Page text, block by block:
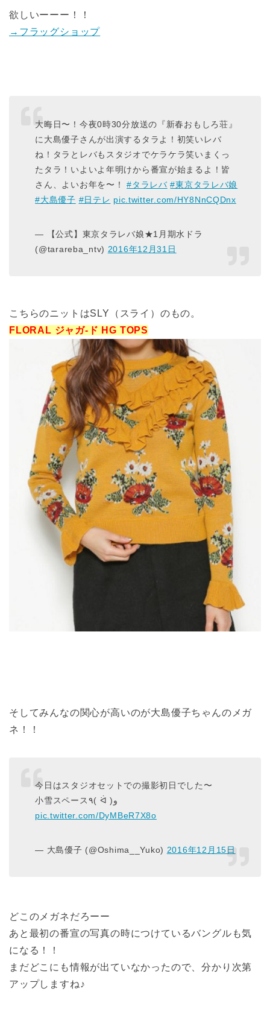
欲しいーーー！！
→フラッグショップ
大晦日〜！今夜0時30分放送の『新春おもしろ荘』
に大島優子さんが出演するタラよ！初笑いレバ
ね！タラとレバもスタジオでケラケラ笑いまくっ
たタラ！いよいよ年明けから番宣が始まるよ！皆
さん、よいお年を〜！#タラレバ #東京タラレバ娘
#大島優子 #日テレ pic.twitter.com/HY8NnCQDnx
— 【公式】東京タラレバ娘★1月期水ドラ
(@tarareba_ntv) 2016年12月31日
こちらのニットはSLY（スライ）のもの。
FLORAL ジャガ-ド HG TOPS
そしてみんなの関心が高いのが大島優子ちゃんのメガ
ネ！！
今日はスタジオセットでの撮影初日でした〜
小雪スペース٩( ᐛ )و
pic.twitter.com/DyMBeR7X8o
— 大島優子 (@Oshima__Yuko) 2016年12月15日
どこのメガネだろーー
あと最初の番宣の写真の時につけているバングルも気
になる！！
まだどこにも情報が出ていなかったので、分かり次第
アップしますね♪